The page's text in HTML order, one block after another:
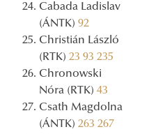
Cabada Ladislav
(ÁNTK) 92
Christián László
(RTK) 23 93 235
Chronowski
Nóra (RTK) 43
Csath Magdolna
(ÁNTK) 263 267